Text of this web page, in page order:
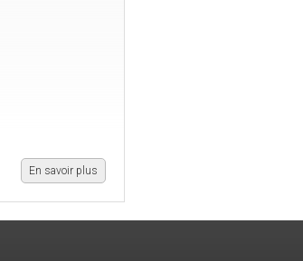
En savoir plus